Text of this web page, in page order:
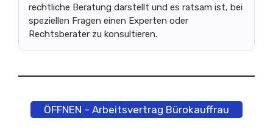
rechtliche Beratung darstellt und es ratsam ist, bei
speziellen Fragen einen Experten oder
Rechtsberater zu konsultieren.
ÖFFNEN – Arbeitsvertrag Bürokauffrau